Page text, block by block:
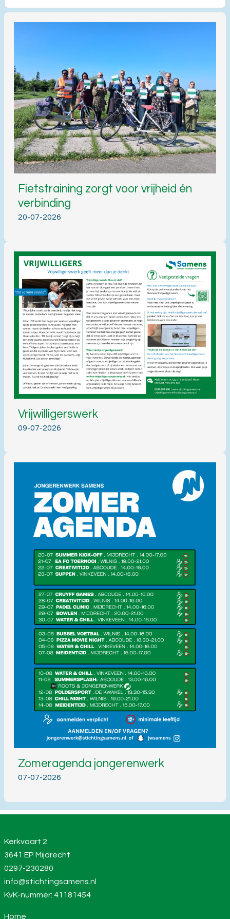
Fietstraining zorgt voor vrijheid én
verbinding
20-07-2026
Vrijwilligerswerk
09-07-2026
Zomeragenda jongerenwerk
07-07-2026
Kerkvaart 2
3641 EP Mijdrecht
0297-230280
info@stichtingsamens.nl
KvK-nummer: 41181454
Home